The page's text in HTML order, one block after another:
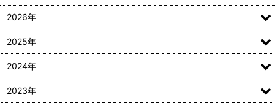
2026年
2025年
2024年
2023年